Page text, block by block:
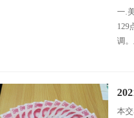
一.
129
调
本